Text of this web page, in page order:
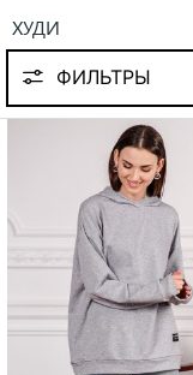
ХУДИ
ФИЛЬТРЫ